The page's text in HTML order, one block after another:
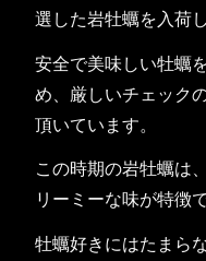
選した岩牡蠣を入荷
安全で美味しい牡蠣
め、厳しいチェック
頂いています。
この時期の岩牡蠣は
リーミーな味が特徴で
牡蠣好きにはたまら